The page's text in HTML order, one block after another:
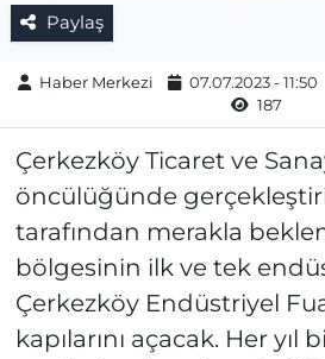
Paylaş
Haber Merkezi 07.07.2023 - 11:50
187
Çerkezköy Ticaret ve
öncülüğünde
tarafından merakla
bölgesinin ilk ve tek
Çerkezköy Endüstriyel
kapılarını açacak. Her yıl